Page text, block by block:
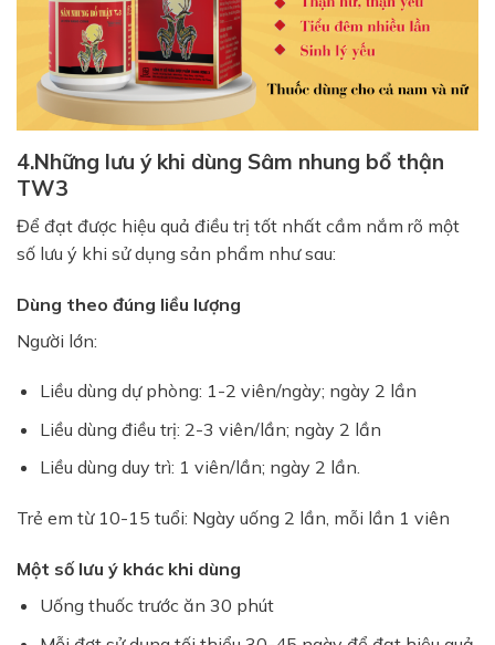
4.Những lưu ý khi dùng Sâm nhung bổ thận
TW3
Để đạt được hiệu quả điều trị tốt nhất cầm nắm rõ một
số lưu ý khi sử dụng sản phẩm như sau:
Dùng theo đúng liều lượng
Người lớn:
Liều dùng dự phòng: 1-2 viên/ngày; ngày 2 lần
Liều dùng điều trị: 2-3 viên/lần; ngày 2 lần
Liều dùng duy trì: 1 viên/lần; ngày 2 lần.
Trẻ em từ 10-15 tuổi: Ngày uống 2 lần, mỗi lần 1 viên
Một số lưu ý khác khi dùng
Uống thuốc trước ăn 30 phút